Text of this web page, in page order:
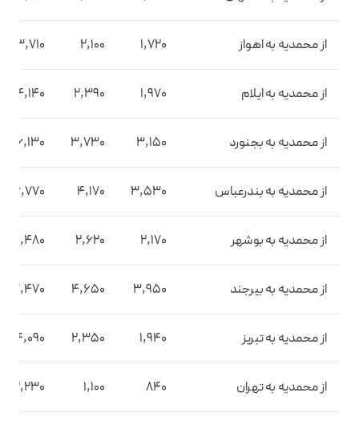
از محمدیه به اهواز 1,720
2,100
3,710
از محمدیه به ایلام 1,970
2,390
4,140
از محمدیه به بجنورد 3,150
3,730
6,130
از محمدیه به بندرعباس 3,530
4,170
6,770
از محمدیه به بوشهر 2,170
2,620
4,480
از محمدیه به بیرجند 3,950
4,650
7,470
از محمدیه به تبریز 1,940
2,350
4,090
از محمدیه به تهران 840
1,100
2,230